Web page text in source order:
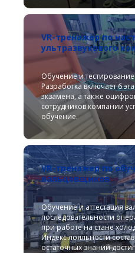
VR-тренажер по
ультразвукового
Обучение и
Разработка включает 6
экзамена, а также
сотрудников компании
обучение.
VR-тренажер по
вальцовщиков
Обучение и аттестация
последовательности
при работе на стане
Индекс лояльности
остаточных знаний